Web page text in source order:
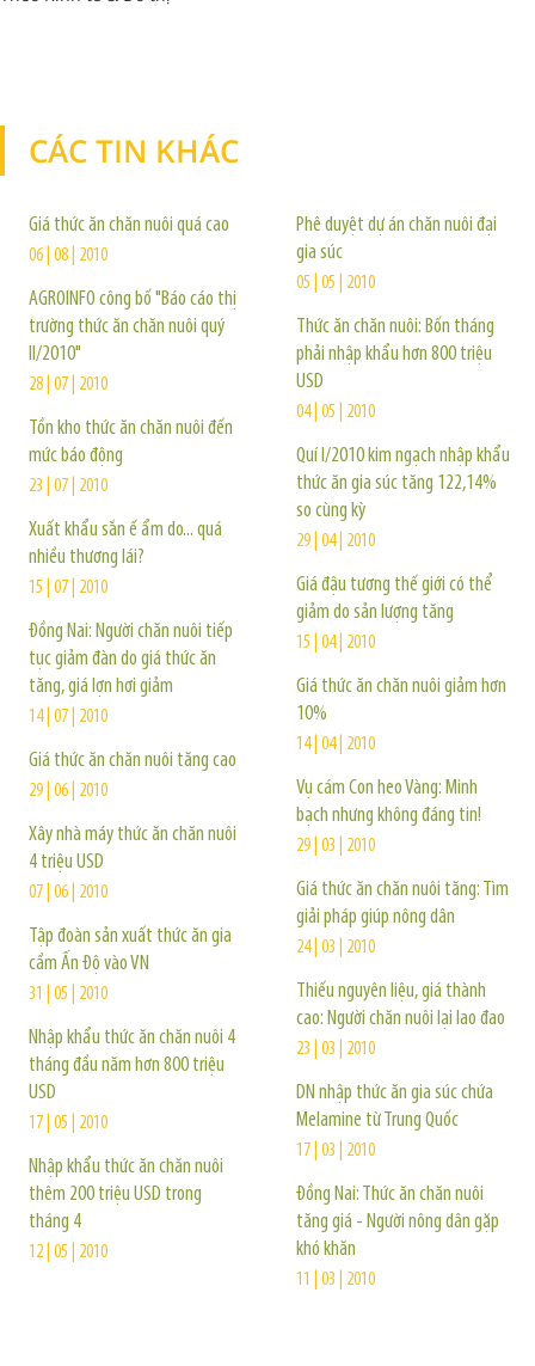
CÁC TIN KHÁC
Giá thức ăn chăn nuôi quá cao
06 | 08 | 2010
AGROINFO công bố "Báo cáo thị
trường thức ăn chăn nuôi quý
II/2010"
28 | 07 | 2010
Tồn kho thức ăn chăn nuôi đến
mức báo động
23 | 07 | 2010
Xuất khẩu sắn ế ẩm do... quá
nhiều thương lái?
15 | 07 | 2010
Đồng Nai: Người chăn nuôi tiếp
tục giảm đàn do giá thức ăn
tăng, giá lợn hơi giảm
14 | 07 | 2010
Giá thức ăn chăn nuôi tăng cao
29 | 06 | 2010
Xây nhà máy thức ăn chăn nuôi
4 triệu USD
07 | 06 | 2010
Tập đoàn sản xuất thức ăn gia
cầm Ấn Độ vào VN
31 | 05 | 2010
Nhập khẩu thức ăn chăn nuôi 4
tháng đầu năm hơn 800 triệu
USD
17 | 05 | 2010
Nhập khẩu thức ăn chăn nuôi
thêm 200 triệu USD trong
tháng 4
12 | 05 | 2010
Phê duyệt dự án chăn nuôi đại
gia súc
05 | 05 | 2010
Thức ăn chăn nuôi: Bốn tháng
phải nhập khẩu hơn 800 triệu
USD
04 | 05 | 2010
Quí I/2010 kim ngạch nhập khẩu
thức ăn gia súc tăng 122,14%
so cùng kỳ
29 | 04 | 2010
Giá đậu tương thế giới có thể
giảm do sản lượng tăng
15 | 04 | 2010
Giá thức ăn chăn nuôi giảm hơn
10%
14 | 04 | 2010
Vụ cám Con heo Vàng: Minh
bạch nhưng không đáng tin!
29 | 03 | 2010
Giá thức ăn chăn nuôi tăng: Tìm
giải pháp giúp nông dân
24 | 03 | 2010
Thiếu nguyên liệu, giá thành
cao: Người chăn nuôi lại lao đao
23 | 03 | 2010
DN nhập thức ăn gia súc chứa
Melamine từ Trung Quốc
17 | 03 | 2010
Đồng Nai: Thức ăn chăn nuôi
tăng giá - Người nông dân gặp
khó khăn
11 | 03 | 2010